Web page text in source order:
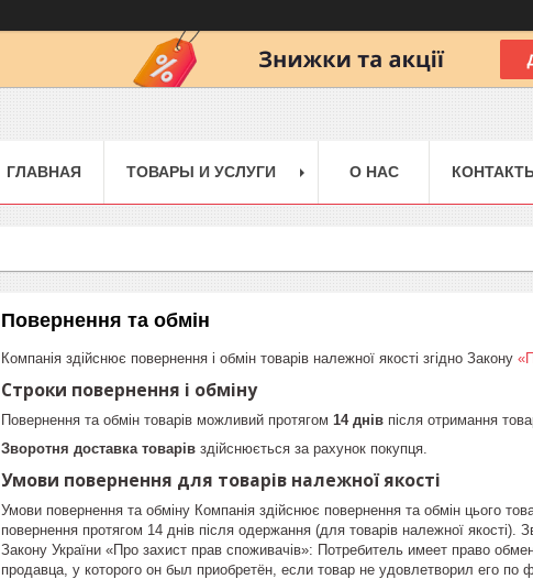
ГЛАВНАЯ ТОВАРЫ И УСЛУГИ О НАС
Повернення та обмін
Компанія здійснює повернення і обмін товарів належної якості згідно Закону
Строки повернення і обміну
Повернення та обмін товарів можливий протягом 14 днів після отримання
Зворотня доставка товарів здійснюється за рахунок покупця.
Умови повернення для товарів належної якості
Умови повернення та обміну Компанія здійснює повернення та обмін цього
повернення протягом 14 днів після одержання (для товарів належної
Закону України «Про захист прав споживачів»: Потребитель имеет право
продавца, у которого он был приобретён, если товар не удовлетворил его